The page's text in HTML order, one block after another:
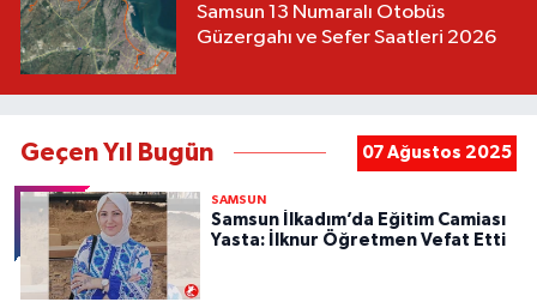
Samsun 13 Numaralı Otobüs
Güzergahı ve Sefer Saatleri 2026
Geçen Yıl Bugün 07 Ağustos 2025
SAMSUN
Samsun İlkadım’da Eğitim Camiası
Yasta: İlknur Öğretmen Vefat Etti